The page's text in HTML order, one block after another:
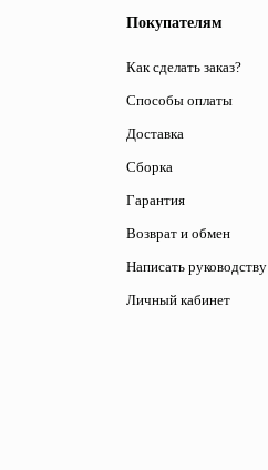
Покупателям
Как сделать заказ?
Способы оплаты
Доставка
Сборка
Гарантия
Возврат и обмен
Написать руководству
Личный кабинет